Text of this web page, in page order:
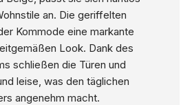
an. Die geriffelten
Kommode eine markante
Look. Dank des
schließen die Türen und
leise, was den täglichen
angenehm macht.